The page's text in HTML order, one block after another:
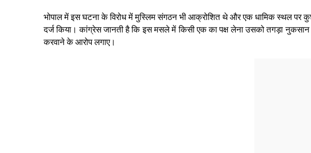
भोपाल में इस घटना के विरोध में मुस्लिम संगठन भी आक्रोशित थे और एक धामिक स्थल पर
दर्ज किया। कांग्रेस जानती है कि इस मसले में किसी एक का पक्ष लेना उसको तगड़ा
करवाने के आरोप लगाए।